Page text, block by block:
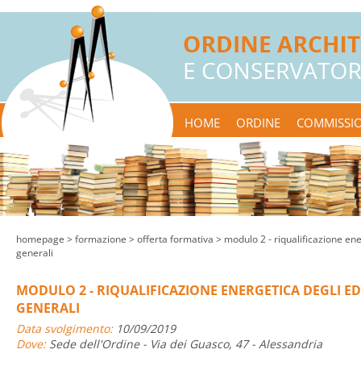
HOME ORDINE
homepage > formazione > offerta formativa > modulo 2 - riqualificazione
generali
MODULO 2 - RIQUALIFICAZIONE ENERGETICA DEGLI
GENERALI
Data svolgimento:10/09/2019
Dove:Sede dell'Ordine - Via dei Guasco, 47 - Alessandria